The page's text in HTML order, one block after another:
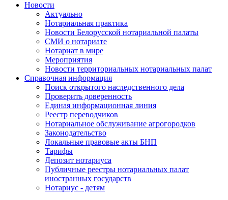
Новости
Актуально
Нотариальная практика
Новости Белорусской нотариальной палаты
СМИ о нотариате
Нотариат в мире
Мероприятия
Новости территориальных нотариальных палат
Справочная информация
Поиск открытого наследственного дела
Проверить доверенность
Единая информационная линия
Реестр переводчиков
Нотариальное обслуживание агрогородков
Законодательство
Локальные правовые акты БНП
Тарифы
Депозит нотариуса
Публичные реестры нотариальных палат
иностранных государств
Нотариус - детям